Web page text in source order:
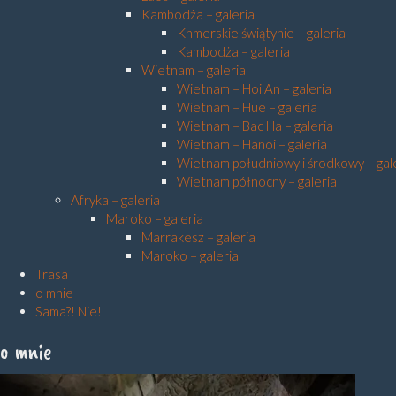
Kambodża – galeria
Khmerskie świątynie – galeria
Kambodża – galeria
Wietnam – galeria
Wietnam – Hoi An – galeria
Wietnam – Hue – galeria
Wietnam – Bac Ha – galeria
Wietnam – Hanoi – galeria
Wietnam południowy i środkowy –
Wietnam północny – galeria
Afryka – galeria
Maroko – galeria
Marrakesz – galeria
Maroko – galeria
Trasa
o mnie
Sama?! Nie!
o mnie